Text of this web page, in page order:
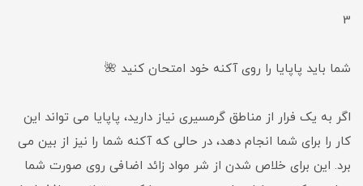
3
شما باید پاپایا را روی آکنه خود امتحان کنید 🌺
اگر به یک فرار از مناطق گرمسیری نیاز دارید، پاپایا می تواند این
کار را برای شما انجام دهد، در حالی که آکنه شما را نیز از بین می
برد. این برای خلاص شدن از شر مواد زائد اضافی روی صورت شما